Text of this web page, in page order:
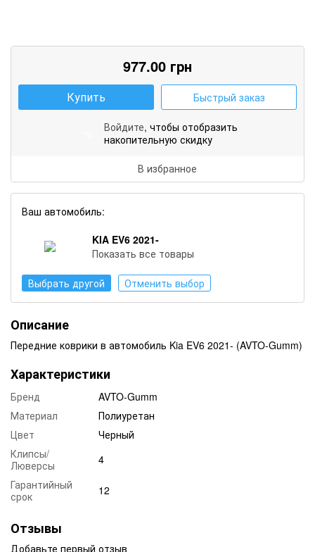
977.00 грн
Купить Быстрый заказ
Войдите, чтобы отобразить
накопительную скидку
В избранное
Ваш автомобиль:
KIA EV6 2021-
Показать все товары
Выбрать другой Отменить выбор
Описание
Передние коврики в автомобиль Kia EV6 2021- (AVTO-Gumm)
Характеристики
Бренд
AVTO-Gumm
Материал
Полиуретан
Цвет
Черный
Клипсы/
Люверсы
4
Гарантийный
срок
12
Отзывы
Добавьте первый отзыв